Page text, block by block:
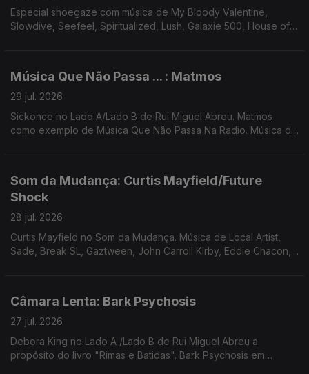
Especial shoegaze com música de My Bloody Valentine,
Slowdive, Seefeel, Spiritualized, Lush, Galaxie 500, House of
Música Que Não Passa ... : Matmos
29 jul. 2026
Sickonce no Lado A/Lado B de Rui Miguel Abreu. Matmos
como exemplo de Música Que Não Passa Na Radio. Música de
Som da Mudança: Curtis Mayfield/Future
Shock
28 jul. 2026
Curtis Mayfield no Som da Mudança. Música de Local Artist,
Sade, Break SL, Gaztween, John Carroll Kirby, Eddie Chacon,
Câmara Lenta: Bark Psychosis
27 jul. 2026
Debora King no Lado A /Lado B de Rui Miguel Abreu a
propósito do livro "Rimas e Batidas". Bark Psychosis em